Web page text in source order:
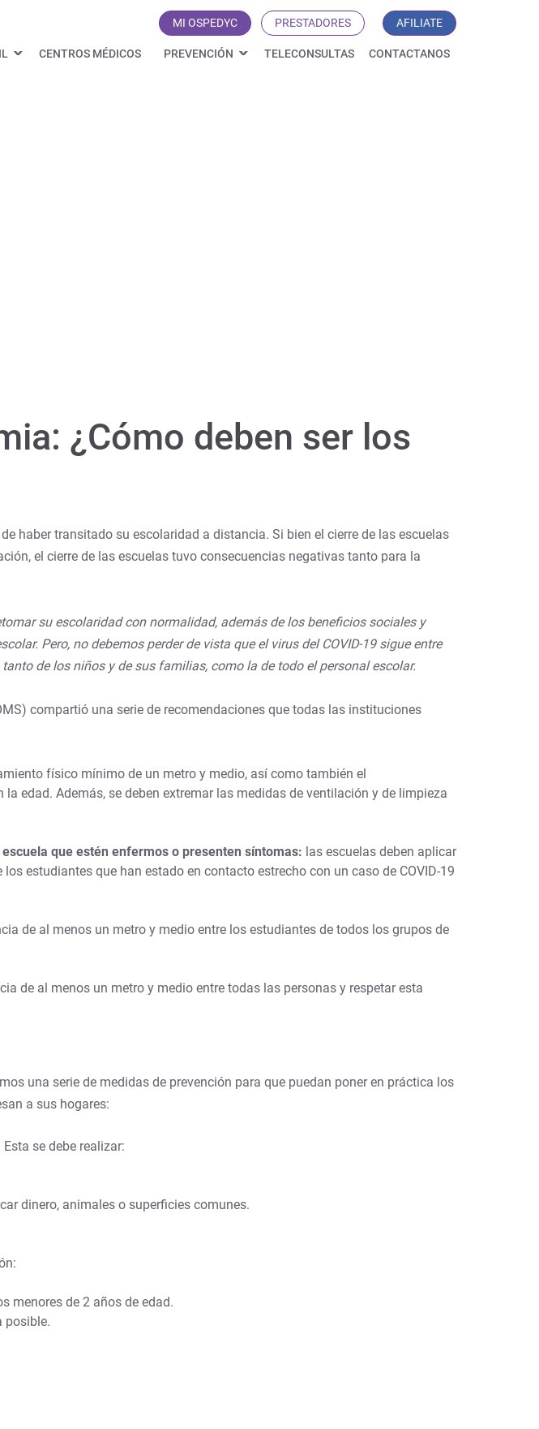
MI OSPEDYC PRESTADORES AFILIATE
CENTROS MÉDICOS PREVENCIÓN TELECONSULTAS CONTACTANOS
¿Cómo deben ser los
haber transitado su escolaridad a distancia. Si bien el cierre de las escuelas
el cierre de las escuelas tuvo consecuencias negativas tanto para la
su escolaridad con normalidad, además de los beneficios sociales y
Pero, no debemos perder de vista que el virus del COVID-19 sigue entre
de los niños y de sus familias, como la de todo el personal escolar.
compartió una serie de recomendaciones que todas las instituciones
físico mínimo de un metro y medio, así como también el
edad. Además, se deben extremar las medidas de ventilación y de limpieza
que estén enfermos o presenten síntomas: las escuelas deben aplicar
estudiantes que han estado en contacto estrecho con un caso de COVID-19
de al menos un metro y medio entre los estudiantes de todos los grupos de
de al menos un metro y medio entre todas las personas y respetar esta
una serie de medidas de prevención para que puedan poner en práctica los
a sus hogares:
se debe realizar:
dinero, animales o superficies comunes.
menores de 2 años de edad.
posible.